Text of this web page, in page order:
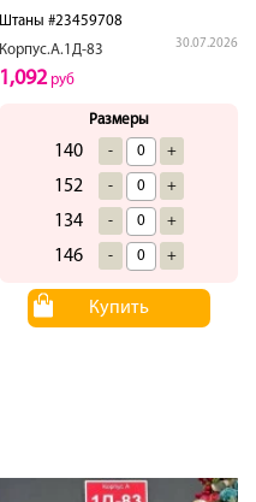
Штаны #23459708
Корпус.А.1Д-83
30.07.2026
1,092руб
Размеры
140 - +
152 - +
134 - +
146 - +
Купить